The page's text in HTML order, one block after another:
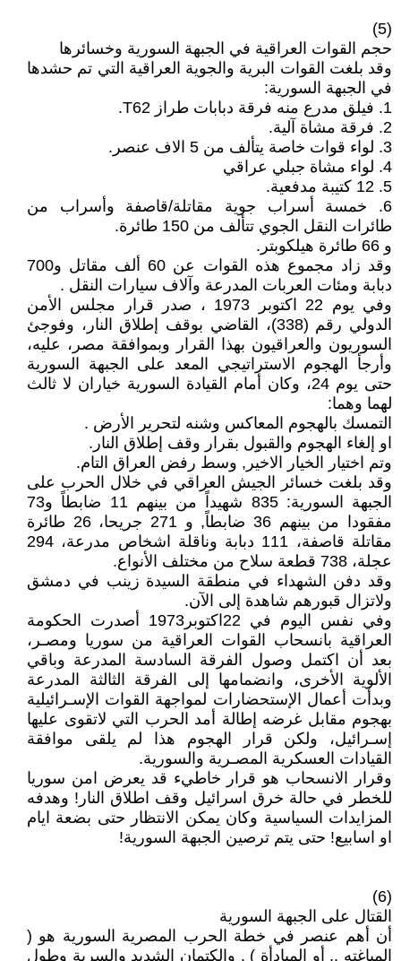
(5)
حجم القوات العراقية في الجبهة السورية وخسائرها
وقد بلغت القوات البرية والجوية العراقية التي تم حشدها
في الجبهة السورية:
1. فيلق مدرع منه فرقة دبابات طراز T62.
2. فرقة مشاة آلية.
3. لواء قوات خاصة يتألف من 5 الاف عنصر.
4. لواء مشاة جبلي عراقي
5. 12 كتيبة مدفعية.
6. خمسة أسراب جوية مقاتلة/قاصفة وأسراب من
طائرات النقل الجوي تتألف من 150 طائرة.
و 66 طائرة هيلكوبتر.
وقد زاد مجموع هذه القوات عن 60 ألف مقاتل و700
دبابة ومئات العربات المدرعة وآلاف سيارات النقل .
وفي يوم 22 اكتوبر 1973 ، صدر قرار مجلس الأمن
الدولي رقم (338)، القاضي بوقف إطلاق النار، وفوجئ
السوريون والعراقيون بهذا القرار وبموافقة مصر، عليه،
وأرجأ الهجوم الاستراتيجي المعد على الجبهة السورية
حتى يوم 24، وكان أمام القيادة السورية خياران لا ثالث
لهما وهما:
التمسك بالهجوم المعاكس وشنه لتحرير الأرض .
او إلغاء الهجوم والقبول بقرار وقف إطلاق النار.
وتم اختيار الخيار الاخير, وسط رفض العراق التام.
وقد بلغت خسائر الجيش العراقي في خلال الحرب على
الجبهة السورية: 835 شهيداً من بينهم 11 ضابطاً و73
مفقودا من بينهم 36 ضابطاً, و 271 جريحا، 26 طائرة
مقاتلة قاصفة، 111 دبابة وناقلة اشخاص مدرعة، 294
عجلة، 738 قطعة سلاح من مختلف الأنواع.
وقد دفن الشهداء في منطقة السيدة زينب في دمشق
ولاتزال قبورهم شاهدة إلى الآن.
وفي نفس اليوم في 22اكتوبر1973 أصدرت الحكومة
العراقية بانسحاب القوات العراقية من سوريا ومصـر،
بعد أن اكتمل وصول الفرقة السادسة المدرعة وباقي
الألوية الأخرى، وانضمامها إلى الفرقة الثالثة المدرعة
وبدأت أعمال الإستحضارات لمواجهة القوات الإسـرائيلية
بهجوم مقابل غرضه إطالة أمد الحرب التي لاتقوى عليها
إسـرائيل، ولكن قرار الهجوم هذا لم يلقى موافقة
القيادات العسكرية المصـرية والسورية.
وقرار الانسحاب هو قرار خاطيء قد يعرض امن سوريا
للخطر في حالة خرق اسرائيل وقف اطلاق النار! وهدفه
المزايدات السياسية وكان يمكن الانتظار حتى بضعة ايام
او اسابيع! حتى يتم ترصين الجبهة السورية!
(6)
القتال على الجبهة السورية
أن أهم عنصر في خطة الحرب المصرية السورية هو (
المباغته .. أو المبادأة ) . والكتمان الشديد والسرية وطول